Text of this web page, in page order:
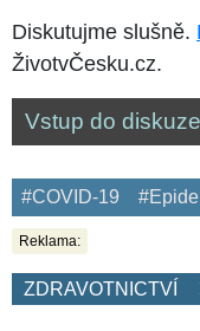
Diskutujme slušně.
ŽivotvČesku.cz.
Vstup do diskuze
#COVID-19
Reklama:
ZDRAVOTNICTVÍ